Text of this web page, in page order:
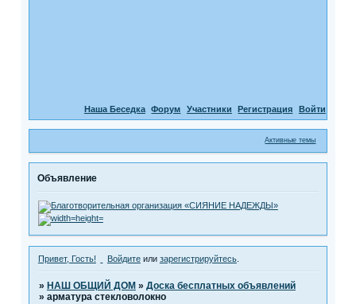
Наша Беседка Форум Участники Регистрация Войти
Активные темы
Объявление
Привет, Гость! Войдитеили зарегистрируйтесь.
» НАШ ОБЩИЙ ДОМ » Доска бесплатных объявлений
» арматура стекловолокно